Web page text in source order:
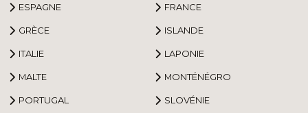
ESPAGNE FRANCE
GRÈCE ISLANDE
ITALIE LAPONIE
MALTE MONTÉNÉGRO
PORTUGAL SLOVÉNIE